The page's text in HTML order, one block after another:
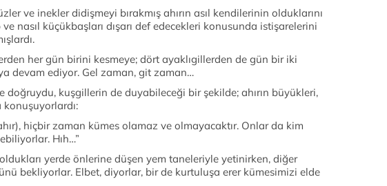
ve inekler didişmeyi bırakmış ahırın asıl kendilerinin olduklarını
nasıl küçükbaşları dışarı def edecekleri konusunda istişarelerini
her gün birini kesmeye; dört ayaklıgillerden de gün bir iki
devam ediyor. Gel zaman, git zaman…
doğruydu, kuşgillerin de duyabileceği bir şekilde; ahırın büyükleri,
hiçbir zaman kümes olamaz ve olmayacaktır. Onlar da kim
Hıh…”
yerde önlerine düşen yem taneleriyle yetinirken, diğer
bekliyorlar. Elbet, diyorlar, bir de kurtuluşa erer kümesimizi elde